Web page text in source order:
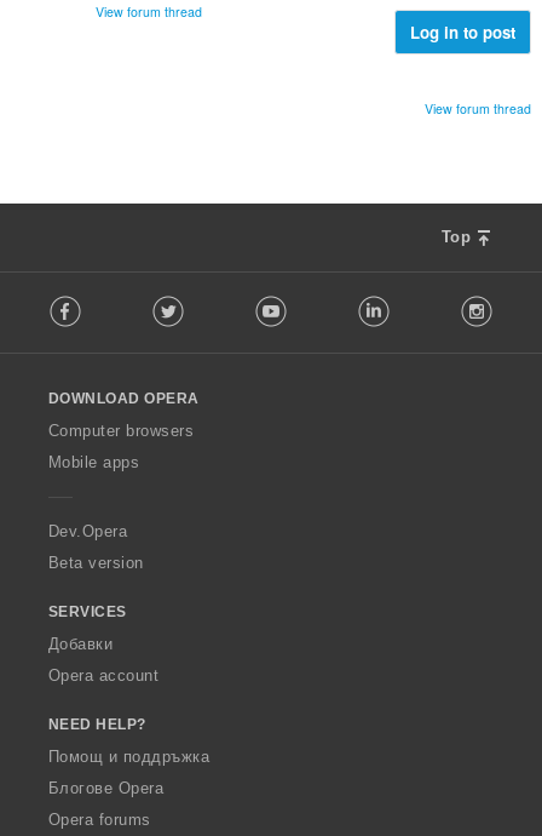
View forum thread
Log in to post
View forum thread
Top
o
w
O
p
a
Facebook Twitter Youtube LinkedIn
DOWNLOAD OPERA
Computer browsers
Mobile apps
Dev.Opera
Beta version
SERVICES
Добавки
Opera account
NEED HELP?
Помощ и поддръжка
Блогове Opera
Opera forums